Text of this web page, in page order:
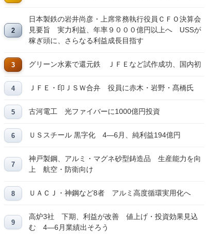
日本製鉄の岩井尚彦・上席常務執行役員ＣＦＯ決算会
見要旨 実力利益、年率９０００億円以上へ USSが
稼ぎ頭に、さらなる利益成長目指す
グリーン水素で還元鉄 ＪＦＥなど試作成功、国内初
ＪＦＥ・印ＪＳＷ合弁 役員に赤木・岩野・髙橋氏
古河電工 光ファイバーに1000億円投資
ＵＳスチール 黒字化 4―6月、純利益194億円
神戸製鋼、アルミ・マグネ砂型鋳造品 生産能力を向
上 航空・防衛向け
ＵＡＣＪ・神鋼など8者 アルミ高度循環実用化へ
高炉3社 下期、利益が改善 値上げ・投資効果見込
む 4―6月業績出そろう